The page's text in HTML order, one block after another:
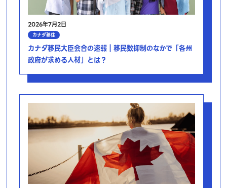
2026年7月2日
カナダ移住
カナダ移民大臣会合の速報｜移民数抑制のなかで「各州
政府が求める人材」とは？